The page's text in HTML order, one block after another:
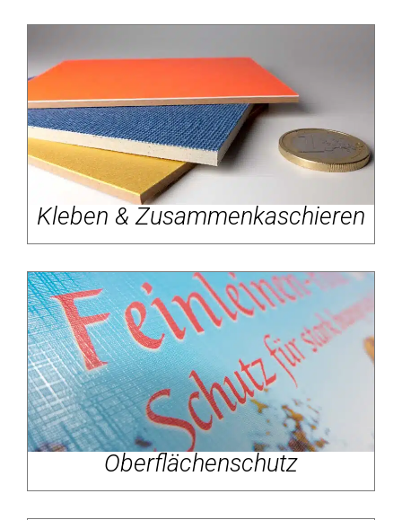
Kleben & Zusammenkaschieren
Oberflächenschutz